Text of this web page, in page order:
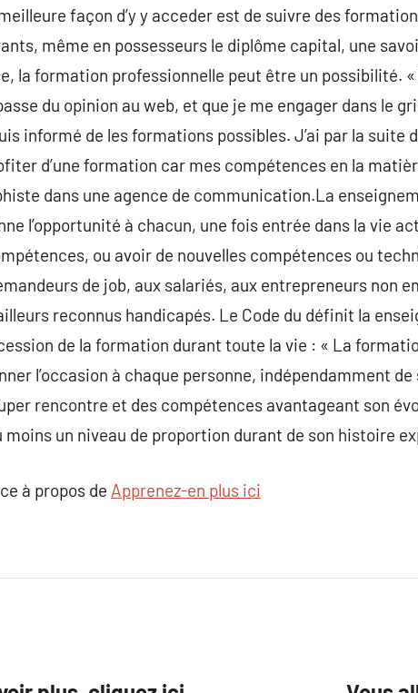
façon d’y y acceder est de suivre des
même en possesseurs le diplôme capital, une
la formation professionnelle peut être un possibilité.
du opinion au web, et que je me engager dans le
informé de les formations possibles. J’ai par la suite
d’une formation car mes compétences en la
dans une agence de communication.La
l’opportunité à chacun, une fois entrée dans la vie
ou avoir de nouvelles compétences ou
de job, aux salariés, aux entrepreneurs non
reconnus handicapés. Le Code du définit la
de la formation durant toute la vie : « La
l’occasion à chaque personne, indépendamment
rencontre et des compétences avantageant son
moins un niveau de proportion durant de son histoire
à propos de Apprenez-en plus ici